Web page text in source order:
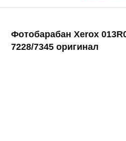
Фотобарабан Xerox
7228/7345 оригинал